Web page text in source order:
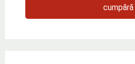
cumpără